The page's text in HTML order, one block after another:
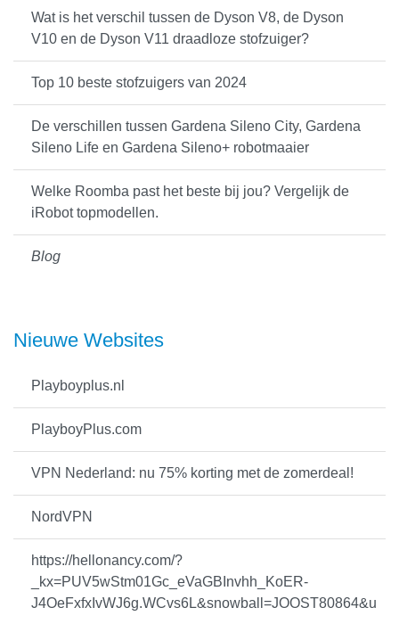
Wat is het verschil tussen de Dyson V8, de Dyson
V10 en de Dyson V11 draadloze stofzuiger?
Top 10 beste stofzuigers van 2024
De verschillen tussen Gardena Sileno City, Gardena
Sileno Life en Gardena Sileno+ robotmaaier
Welke Roomba past het beste bij jou? Vergelijk de
iRobot topmodellen.
Blog
Nieuwe Websites
Playboyplus.nl
PlayboyPlus.com
VPN Nederland: nu 75% korting met de zomerdeal!
NordVPN
https://hellonancy.com/?
_kx=PUV5wStm01Gc_eVaGBInvhh_KoER-
J4OeFxfxIvWJ6g.WCvs6L&snowball=JOOST80864&u